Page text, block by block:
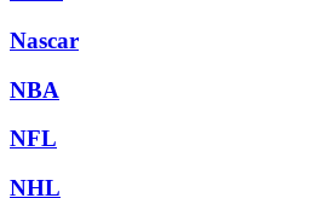
Nascar
NBA
NFL
NHL